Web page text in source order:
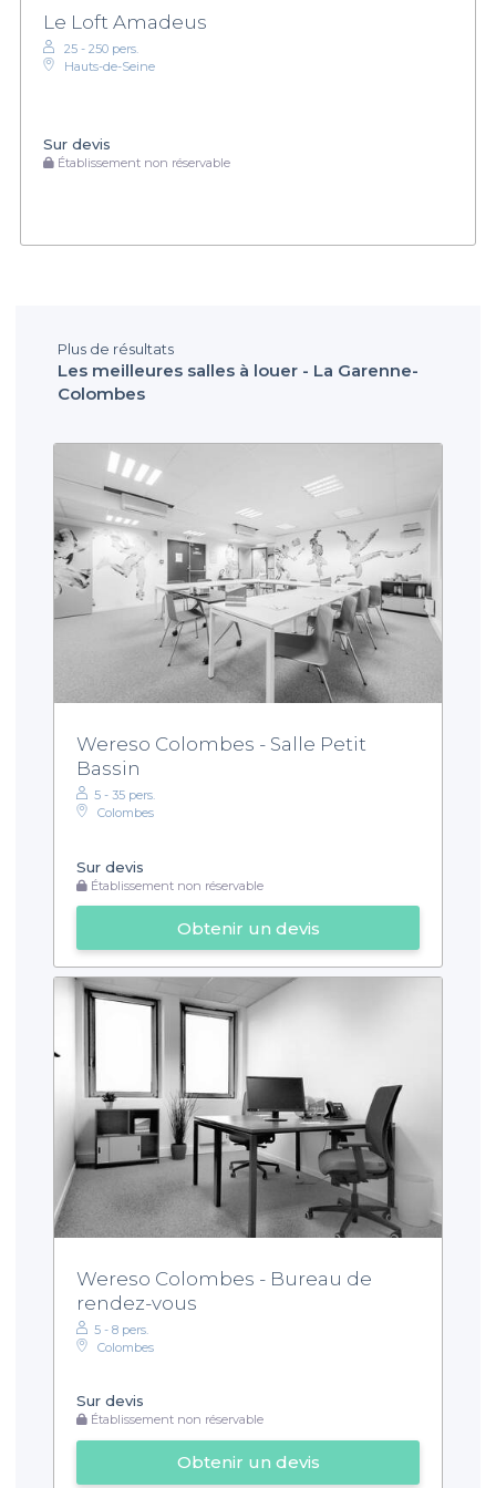
Le Loft Amadeus
25 - 250 pers.
Hauts-de-Seine
Sur devis
Établissement non réservable
Plus de résultats
Les meilleures salles à louer - La Garenne-
Colombes
Wereso Colombes - Salle Petit
Bassin
5 - 35 pers.
Colombes
Sur devis
Établissement non réservable
Obtenir un devis
Wereso Colombes - Bureau de
rendez-vous
5 - 8 pers.
Colombes
Sur devis
Établissement non réservable
Obtenir un devis